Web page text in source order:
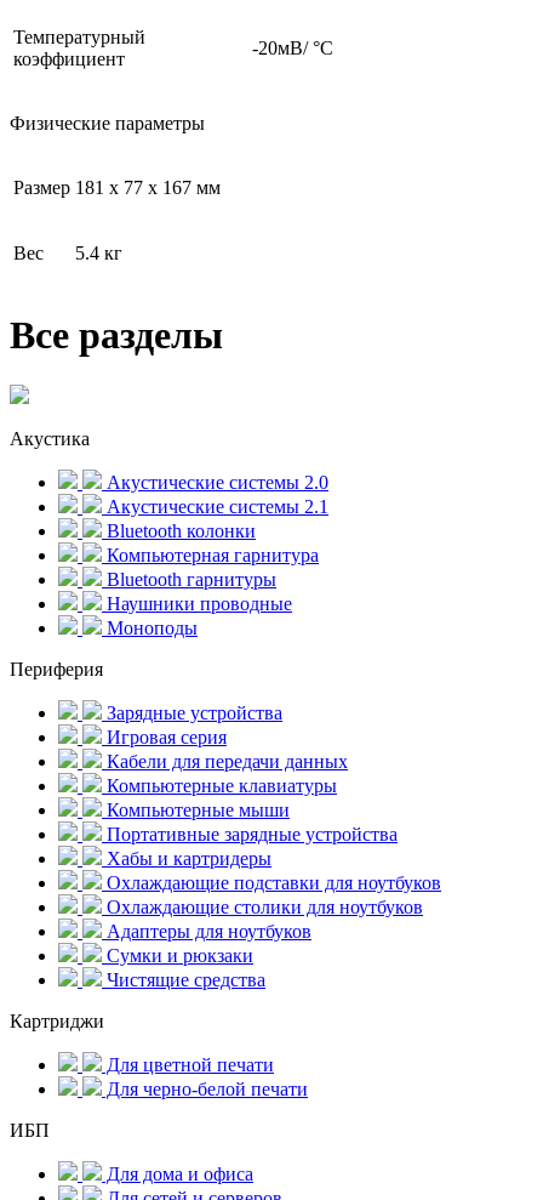
Температурный
коэффициент
-20мВ/ °C
Физические параметры
Размер 181 x 77 x 167 мм
Вес 5.4 кг
Все разделы
Акустика
Акустические системы 2.0
Акустические системы 2.1
Bluetooth колонки
Компьютерная гарнитура
Bluetooth гарнитуры
Наушники проводные
Моноподы
Периферия
Зарядные устройства
Игровая серия
Кабели для передачи данных
Компьютерные клавиатуры
Компьютерные мыши
Портативные зарядные устройства
Хабы и картридеры
Охлаждающие подставки для ноутбуков
Охлаждающие столики для ноутбуков
Адаптеры для ноутбуков
Сумки и рюкзаки
Чистящие средства
Картриджи
Для цветной печати
Для черно-белой печати
ИБП
Для дома и офиса